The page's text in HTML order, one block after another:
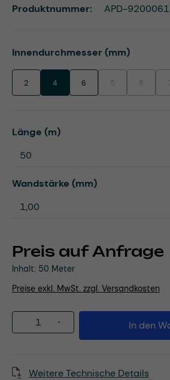
Preis auf Anfrage
Inhalt: 50 Meter
Preise exkl. MwSt. zzgl. Versandkosten
Innendurchmesser (mm)
2 4 6 5(Diese Option ist
8(Diese
Länge (m)auswählen
Wandstärke (mm)auswählen
Produkt Anzahl: GibIn den
Produktnummer: APD-
Weitere Technische Details